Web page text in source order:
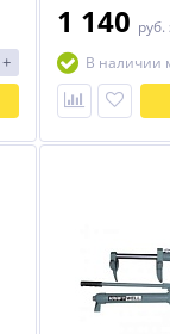
+
1 140 руб.
В наличии